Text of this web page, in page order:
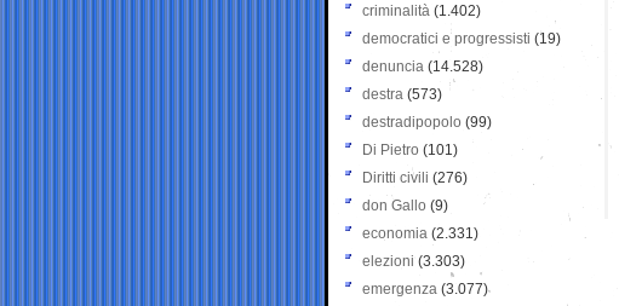
criminalità (1.402)
democratici e progressisti (19)
denuncia (14.528)
destra (573)
destradipopolo (99)
Di Pietro (101)
Diritti civili (276)
don Gallo (9)
economia (2.331)
elezioni (3.303)
emergenza (3.077)